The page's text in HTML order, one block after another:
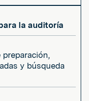
la auditoría
preparación,
y búsqueda